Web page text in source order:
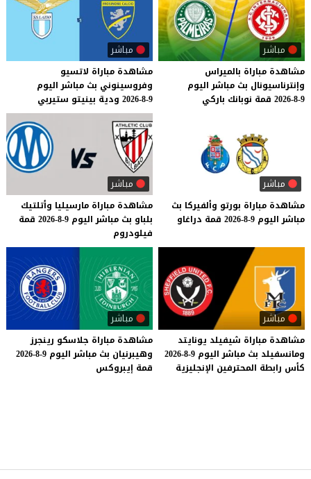
مباشر
مشاهدة مباراة بالميراس
وإنترناسيونال بث مباشر اليوم
9-8-2026
قمة نوبانك باركي
مباشر
مشاهدة مباراة لاتسيو
وفروسينوني بث مباشر اليوم
9-8-2026
ودية بينيتو ستيربي
مباشر
مشاهدة مباراة بورتو وألفيركا بث
مباشر اليوم 9-8-2026 قمة دراغاو
مباشر
مشاهدة مباراة مارسيليا وأتلتيك
بلباو بث مباشر اليوم 9-8-2026
قمة
فيلودروم
مباشر
مشاهدة مباراة شيفيلد يونايتد
ومانسفيلد بث مباشر اليوم 9-8-2026
كأس رابطة المحترفين الإنجليزية
مباشر
مشاهدة مباراة جلاسكو رينجرز
وهيبرنيان بث مباشر اليوم 9-8-2026
قمة إيبروكس